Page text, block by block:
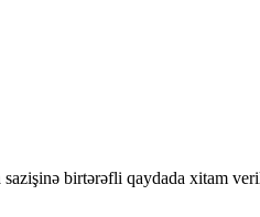
birtərəfli qaydada xitam